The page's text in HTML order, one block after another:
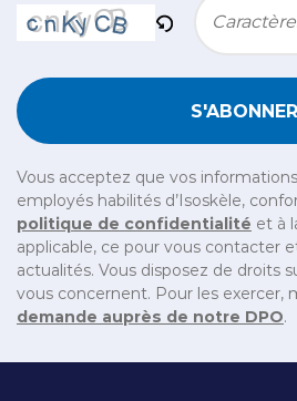
S'ABONNER
Vous acceptez que vos
employés habilités d’Isoskèle,
politique de confidentialité et à
applicable, ce pour vous contacter
actualités. Vous disposez de droits
vous concernent. Pour les exercer,
demande auprès de notre DPO.